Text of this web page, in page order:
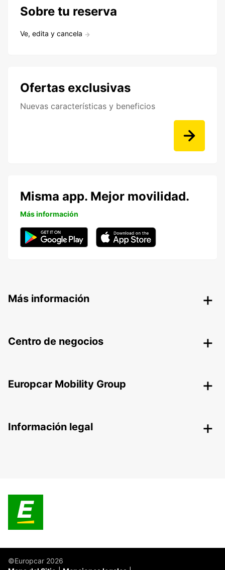
Sobre tu reserva
Ve, edita y cancela
Ofertas exclusivas
Nuevas características y beneficios
Misma app. Mejor movilidad.
Más información
Más información
Centro de negocios
Europcar Mobility Group
Información legal
©Europcar 2026